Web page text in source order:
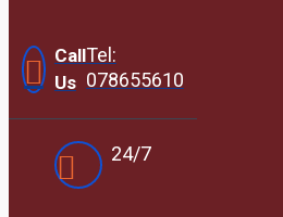
Call
Us
Tel:
078655610
24/7